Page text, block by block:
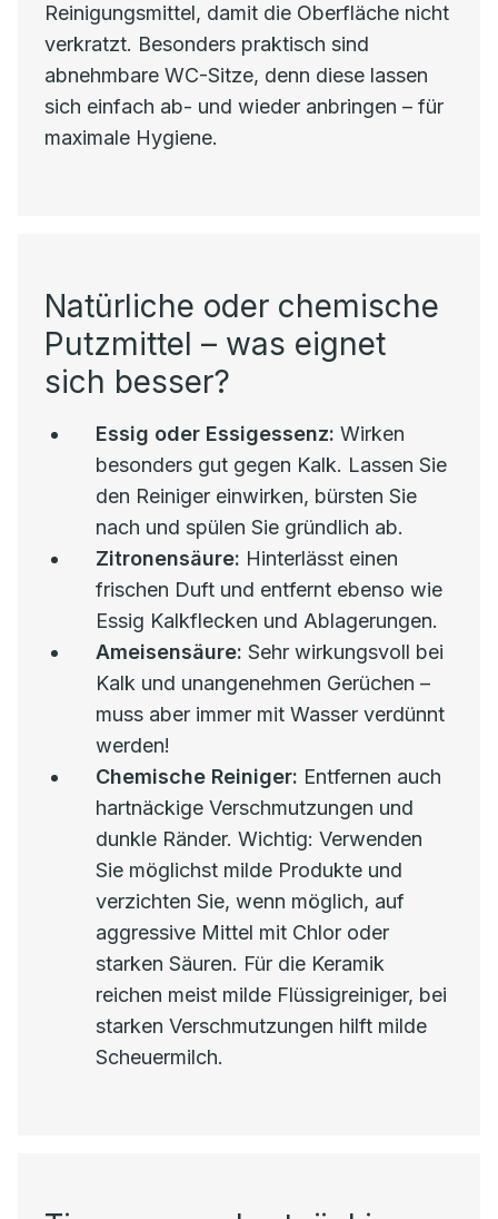
Reinigungsmittel, damit die Oberfläche nicht
verkratzt. Besonders praktisch sind
abnehmbare WC-Sitze, denn diese lassen
sich einfach ab- und wieder anbringen – für
maximale Hygiene.
Natürliche oder chemische
Putzmittel – was eignet
sich besser?
Essig oder Essigessenz: Wirken
besonders gut gegen Kalk. Lassen Sie
den Reiniger einwirken, bürsten Sie
nach und spülen Sie gründlich ab.
Zitronensäure: Hinterlässt einen
frischen Duft und entfernt ebenso wie
Essig Kalkflecken und Ablagerungen.
Ameisensäure: Sehr wirkungsvoll bei
Kalk und unangenehmen Gerüchen –
muss aber immer mit Wasser verdünnt
werden!
Chemische Reiniger: Entfernen auch
hartnäckige Verschmutzungen und
dunkle Ränder. Wichtig: Verwenden
Sie möglichst milde Produkte und
verzichten Sie, wenn möglich, auf
aggressive Mittel mit Chlor oder
starken Säuren. Für die Keramik
reichen meist milde Flüssigreiniger, bei
starken Verschmutzungen hilft milde
Scheuermilch.